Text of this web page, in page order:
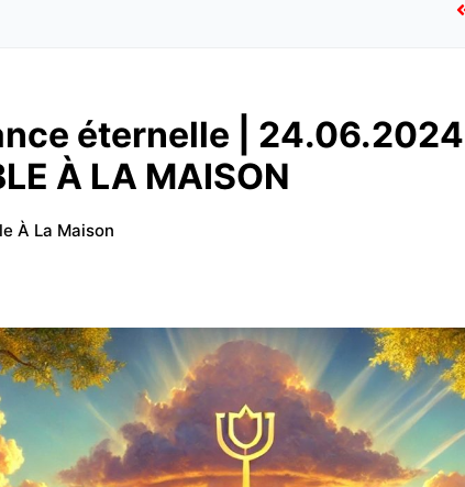
éternelle | 24.06.2024 |
À LA MAISON
À La Maison